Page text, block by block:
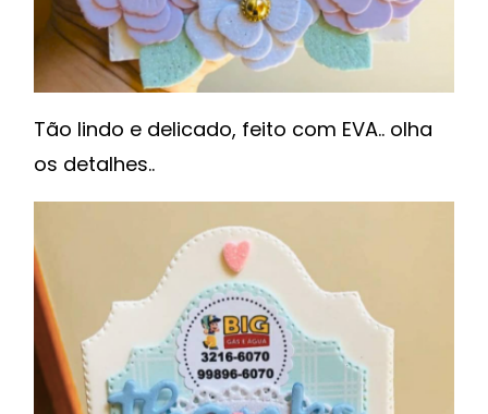
Tão lindo e delicado, feito com EVA.. olha
os detalhes..